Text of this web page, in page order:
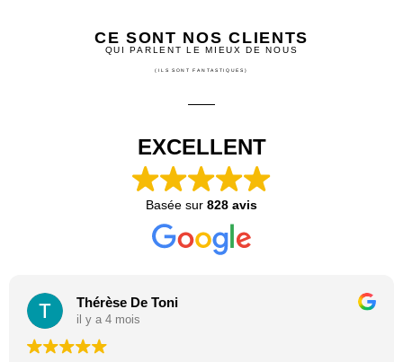
CE SONT NOS CLIENTS
QUI PARLENT LE MIEUX DE NOUS
(ILS SONT FANTASTIQUES)
EXCELLENT
Basée sur 828 avis
Thérèse De Toni
il y a 4 mois